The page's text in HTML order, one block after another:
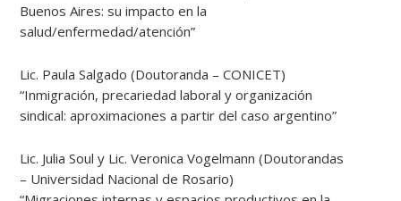
Buenos Aires: su impacto en la
salud/enfermedad/atención”
Lic. Paula Salgado (Doutoranda – CONICET)
“Inmigración, precariedad laboral y organización
sindical: aproximaciones a partir del caso argentino”
Lic. Julia Soul y Lic. Veronica Vogelmann (Doutorandas
– Universidad Nacional de Rosario)